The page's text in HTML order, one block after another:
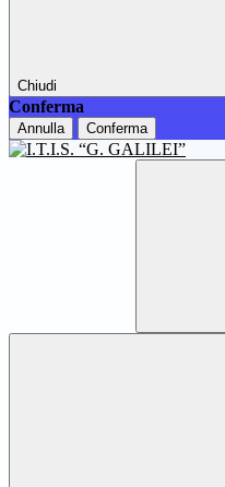
Chiudi
Conferma
Annulla Conferma